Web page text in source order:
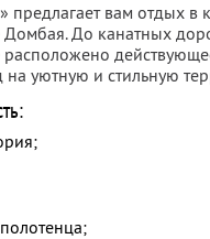
предлагает вам отдых
Домбая. До канатных
уютную и стильную